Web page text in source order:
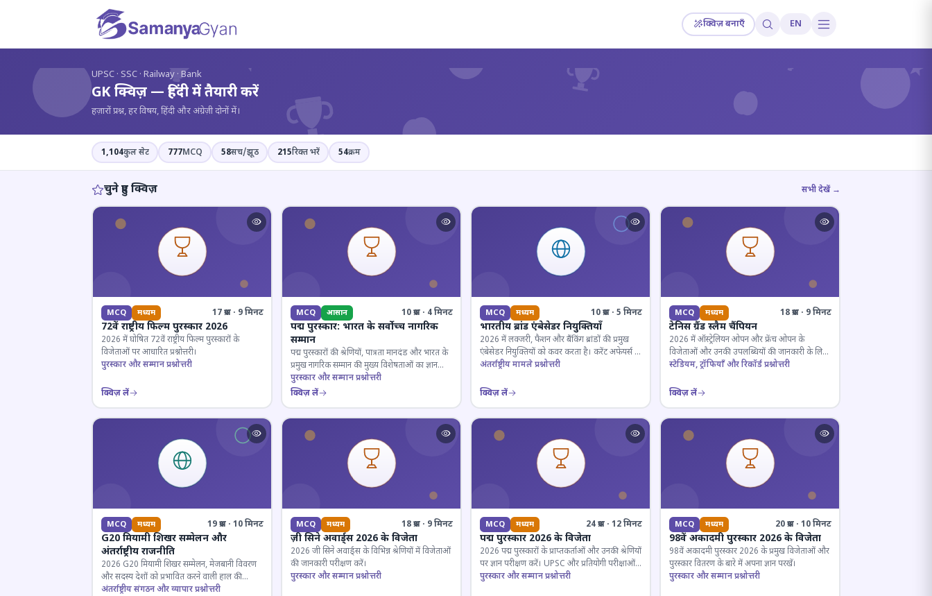
क्विज़ बनाएँ EN
? ? ?
UPSC · SSC · Railway · Bank
GK क्विज़ — हिंदी में तैयारी करें
हज़ारों प्रश्न, हर विषय, हिंदी और अंग्रेज़ी दोनों में।
1,104कुल सेट 777MCQ 58सच/झूठ 215रिक्त भरें 54क्रम
चुने हुए क्विज़ सभी देखें →
MCQ मध्यम 17 प्रश्न · 9 मिनट
72वें राष्ट्रीय फिल्म पुरस्कार 2026
2026 में घोषित 72वें राष्ट्रीय फिल्म पुरस्कारों के
विजेताओं पर आधारित प्रश्नोत्तरी।
पुरस्कार और सम्मान प्रश्नोत्तरी
क्विज़ लें
MCQ आसान 10 प्रश्न · 4 मिनट
पद्म पुरस्कार: भारत के सर्वोच्च नागरिक
सम्मान
पद्म पुरस्कारों की श्रेणियों, पात्रता मानदंड और भारत के
प्रमुख नागरिक सम्मान की मुख्य विशेषताओं का ज्ञान
परखें।
पुरस्कार और सम्मान प्रश्नोत्तरी
क्विज़ लें
MCQ मध्यम 10 प्रश्न · 5 मिनट
भारतीय ब्रांड एंबेसेडर नियुक्तियाँ
2026 में लक्जरी, फैशन और बैंकिंग ब्रांडों की प्रमुख
एंबेसेडर नियुक्तियों को कवर करता है। करेंट अफेयर्स के
लिए जरूरी।
अंतर्राष्ट्रीय मामले प्रश्नोत्तरी
क्विज़ लें
MCQ मध्यम 18 प्रश्न · 9 मिनट
टेनिस ग्रैंड स्लैम चैंपियन
2026 में ऑस्ट्रेलियन ओपन और फ्रेंच ओपन के
विजेताओं और उनकी उपलब्धियों की जानकारी के लिए
क्विज़।
स्टेडियम, ट्रॉफियाँ और रिकॉर्ड प्रश्नोत्तरी
क्विज़ लें
MCQ मध्यम 19 प्रश्न · 10 मिनट
G20 मियामी शिखर सम्मेलन और
अंतर्राष्ट्रीय राजनीति
2026 G20 मियामी शिखर सम्मेलन, मेजबानी विवरण
और सदस्य देशों को प्रभावित करने वाली हाल की
राजनयिक घटनाओं पर ज्ञान परीक्षण करें।
अंतर्राष्ट्रीय संगठन और व्यापार प्रश्नोत्तरी
MCQ मध्यम 18 प्रश्न · 9 मिनट
ज़ी सिने अवार्ड्स 2026 के विजेता
2026 जी सिने अवार्ड्स के विभिन्न श्रेणियों में विजेताओं
की जानकारी परीक्षण करें।
पुरस्कार और सम्मान प्रश्नोत्तरी
MCQ मध्यम 24 प्रश्न · 12 मिनट
पद्म पुरस्कार 2026 के विजेता
2026 पद्म पुरस्कारों के प्राप्तकर्ताओं और उनकी श्रेणियों
पर ज्ञान परीक्षण करें। UPSC और प्रतियोगी परीक्षाओं
के लिए महत्वपूर्ण।
पुरस्कार और सम्मान प्रश्नोत्तरी
MCQ मध्यम 20 प्रश्न · 10 मिनट
98वें अकादमी पुरस्कार 2026 के विजेता
98वें अकादमी पुरस्कार 2026 के प्रमुख विजेताओं और
पुरस्कार वितरण के बारे में अपना ज्ञान परखें।
पुरस्कार और सम्मान प्रश्नोत्तरी